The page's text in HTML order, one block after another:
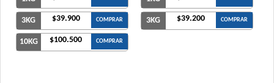
3KG $39.900 COMPRAR
10KG $100.500 COMPRAR
3KG $39.200 COMPRAR